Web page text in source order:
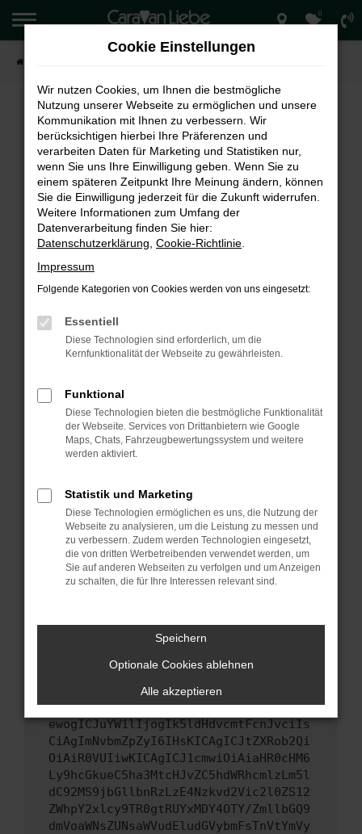
Zum
Hauptinhalt
springen
0
FEHLER: NETWORK ERROR
Beim Laden ist ein Fehler aufgetreten.
Hier sind ein paar Tipps, die dir helfen können:
Überprüfe deine Firewall und deine
Internetverbindung.
Laden andere Webseiten, zum Beispiel deine
Suchmaschine?
Prüfe deine Browsererweiterungen.
können das Laden bestimmter Seiten
verhindern. Funktioniert die Seite in einem
Starte dein Gerät neu.
Das kann manchmal helfen, vorübergehende
Probleme zu beheben.
sind.
Veraltete Software birgt nicht nur ein
Sicherheitsrisiko, sondern kann auch dazu
führen, dass bestimmte Funktionen nicht mehr
unterstützt werden.
hast, kontaktiere uns bitte. Wir werden
uns diesen Text schicken, um uns bei der
Fehlersuche zu unterstützen:
ewogICJuYW1lIjogIk5ldHdvcmtFcnJvciIs
CiAgImNvbmZpZyI6IHsKICAgICJtZXRob2Qi
OiAiR0VUIiwKICAgICJ1cmwiOiAiaHR0cHM6
Ly9hcGkueC5ha3MtcHJvZC5hdWRhcmlzLm5l
dC92MS9jbGllbnRzLzE4Nzkvd2Vic2l0ZS12
ZWhpY2xlcy9TR0gtRUYxMDY4OTY/ZmllbGQ9
dmVoaWNsZUNsaWVudEludGVybmFsTnVtYmVy
Cookie Einstellungen
Wir nutzen Cookies, um Ihnen die bestmögliche
Nutzung unserer Webseite zu ermöglichen und unsere
Kommunikation mit Ihnen zu verbessern. Wir
berücksichtigen hierbei Ihre Präferenzen und
verarbeiten Daten für Marketing und Statistiken nur,
wenn Sie uns Ihre Einwilligung geben. Wenn Sie zu
einem späteren Zeitpunkt Ihre Meinung ändern, können
Sie die Einwilligung jederzeit für die Zukunft widerrufen.
Weitere Informationen zum Umfang der
Datenverarbeitung finden Sie hier:
Datenschutzerklärung Cookie-Richtlinie
Impressum
Folgende Kategorien von Cookies werden von uns eingesetzt:
Essentiell
Diese Technologien sind erforderlich, um die
Kernfunktionalität der Webseite zu gewährleisten.
Funktional
Diese Technologien bieten die bestmögliche Funktionalität
der Webseite. Services von Drittanbietern wie Google
Maps, Chats, Fahrzeugbewertungssystem und weitere
werden aktiviert.
Statistik und Marketing
Diese Technologien ermöglichen es uns, die Nutzung der
Webseite zu analysieren, um die Leistung zu messen und
zu verbessern. Zudem werden Technologien eingesetzt,
die von dritten Werbetreibenden verwendet werden, um
Sie auf anderen Webseiten zu verfolgen und um Anzeigen
zu schalten, die für Ihre Interessen relevant sind.
Speichern
Optionale Cookies ablehnen
Alle akzeptieren